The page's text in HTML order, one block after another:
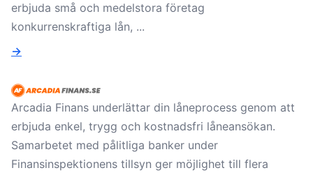
erbjuda små och medelstora företag
konkurrenskraftiga lån, ...
->
Arcadia Finans underlättar din låneprocess genom att
erbjuda enkel, trygg och kostnadsfri låneansökan.
Samarbetet med pålitliga banker under
Finansinspektionens tillsyn ger möjlighet till flera